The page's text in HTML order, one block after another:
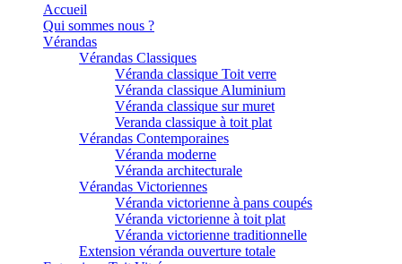
Accueil
Qui sommes nous ?
Vérandas
Vérandas Classiques
Véranda classique Toit verre
Véranda classique Aluminium
Véranda classique sur muret
Veranda classique à toit plat
Vérandas Contemporaines
Véranda moderne
Véranda architecturale
Vérandas Victoriennes
Véranda victorienne à pans coupés
Véranda victorienne à toit plat
Véranda victorienne traditionnelle
Extension véranda ouverture totale